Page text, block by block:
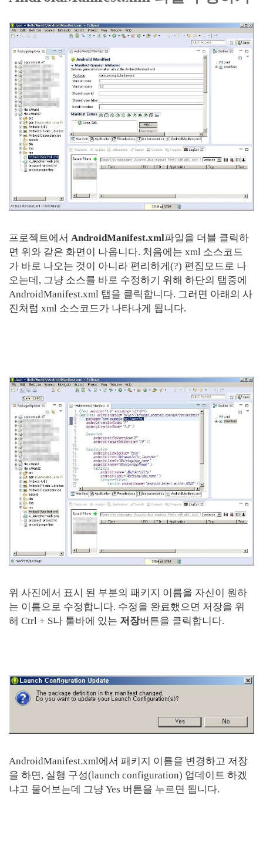
프로젝트에서 AndroidManifest.xml파일을 더블 클릭하
면 위와 같은 화면이 나옵니다. 처음에는 xml 소스코드
가 바로 나오는 것이 아니라 편리하게(?) 편집모드로 나
오는데, 그냥 소스를 바로 수정하기 위해 하단의 탭중에
AndroidManifest.xml 탭을 클릭합니다. 그러면 아래의 사
진처럼 xml 소스코드가 나타나게 됩니다.
위 사진에서 표시 된 부분의 패키지 이름을 자신이 원하
는 이름으로 수정합니다. 수정을 완료했으면 저장을 위
해 Ctrl + S나 툴바에 있는 저장버튼을 클릭합니다.
AndroidManifest.xml에서 패키지 이름을 변경하고 저장
을 하면, 실행 구성(launch configuration) 업데이트 하겠
냐고 물어보는데 그냥 Yes 버튼을 누르면 됩니다.